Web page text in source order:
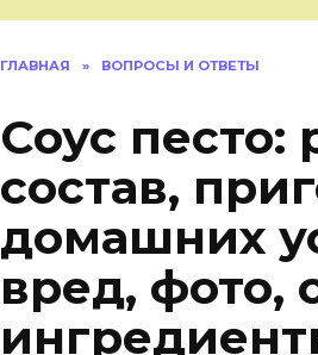
ГЛАВНАЯ » ВОПРОСЫ И ОТВЕТЫ
Соус
состав,
домашних
вред, фото,